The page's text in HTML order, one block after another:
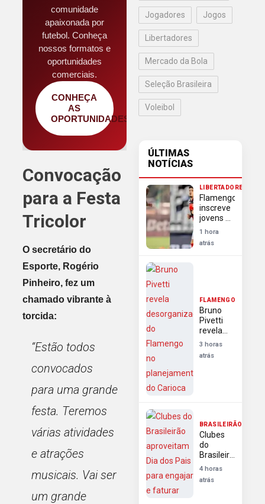
comunidade
apaixonada por
futebol. Conheça
nossos formatos e
oportunidades
comerciais.
CONHEÇA
AS
OPORTUNIDADES
Convocação
para a Festa
Tricolor
O secretário do
Esporte, Rogério
Pinheiro, fez um
chamado vibrante à
torcida:
“Estão todos
convocados
para uma grande
festa. Teremos
várias atividades
e atrações
musicais. Vai ser
um grande
Jogadores Jogos
Libertadores
Mercado da Bola
Seleção Brasileira
Voleibol
ÚLTIMAS
NOTÍCIAS
LIBERTADORES
Flamengo
inscreve
jovens e
muda
lista para
oitavas
1 hora
atrás
FLAMENGO
Bruno
Pivetti
revela
desorganização
Flamengo
3 horas
atrás
BRASILEIRÃO
Clubes
do
Brasileirão
aproveitam
Dia dos
Pais para
4 horas
atrás